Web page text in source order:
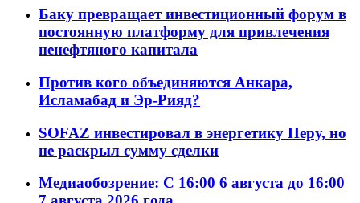
Баку превращает инвестиционный форум в
постоянную платформу для привлечения
ненефтяного капитала
Против кого объединяются Анкара,
Исламабад и Эр-Рияд?
SOFAZ инвестировал в энергетику Перу, но
не раскрыл сумму сделки
Медиаобозрение: С 16:00 6 августа до 16:00